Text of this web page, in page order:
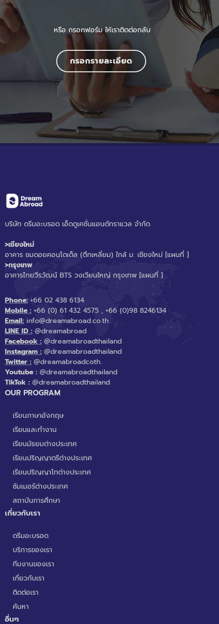
หรือ กรอกฟอร์ม ให้เราติดต่อกลับ
กรอกรายละเอียด
บริษัท ดรีมอะบรอด เอ็ดดูเคชั่นแอนด์ทราแวล จำกัด
>เชียงใหม่
อาคาร ชมดอยคอนโดเต็ล (ตึกเหลี่ยม) ใกล้ ม. เชียงใหม่ [แผนที่ ]
>กรุงเทพ
อาคารไทยวีรวัฒน์ BTS วงเวียนใหญ่ กรุงเทพ [แผนที่ ]
Phone: +66 02 438 6134
Mobile : +66 (0) 61 432 4575 , +66 (0)98 8246134
Email: info@dreamabroad.co.th
LINE ID : @dreamabroad
Facebook : @dreamabroadthailand
Instagram : @dreamabroadthailand
Twitter : @dreamabroadcoth..
Youtube : @dreamabroadthailand
TikTok : @dreamabroadthailand
OUR PROGRAM
เรียนภาษาอังกฤษ
เรียนและทำงาน
เรียนมัธยมต่างประเทศ
เรียนปริญญาตรีต่างประเทศ
เรียนปริญญาโทต่างประเทศ
ซัมเมอร์ต่างประเทศ
สถาบันการศึกษา
เกี่ยวกับเรา
ดรีมอะบรอด
บริการของเรา
ทีมงานของเรา
เกี่ยวกับเรา
ติดต่อเรา
ค้นหา
อื่นๆ